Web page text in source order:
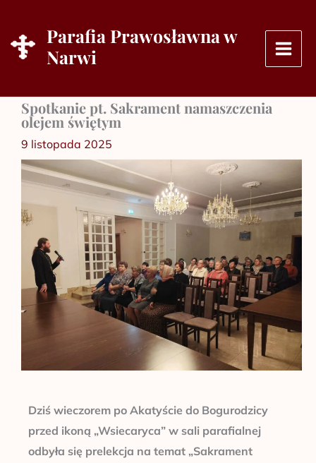
treści
Parafia Prawosławna w
Narwi
Spotkanie pt. Sakrament namaszczenia
olejem świętym
9 listopada 2025
Dziś wieczorem po Akatyście do Bogurodzicy
przed ikoną „Wsiecaryca” w sali parafialnej
odbyła się prelekcja na temat „Sakrament